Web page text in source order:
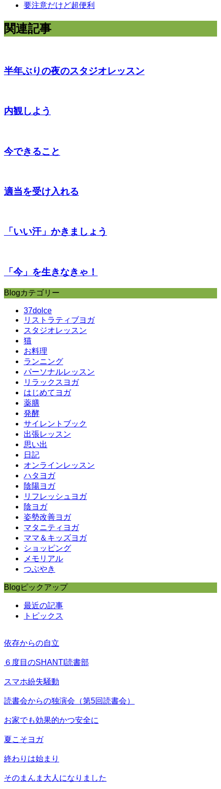
要注意だけど超便利
関連記事
半年ぶりの夜のスタジオレッスン
内観しよう
今できること
適当を受け入れる
「いい汗」かきましょう
「今」を生きなきゃ！
Blogカテゴリー
37dolce
リストラティブヨガ
スタジオレッスン
猫
お料理
ランニング
パーソナルレッスン
リラックスヨガ
はじめてヨガ
薬膳
発酵
サイレントブック
出張レッスン
思い出
日記
オンラインレッスン
ハタヨガ
陰陽ヨガ
リフレッシュヨガ
陰ヨガ
姿勢改善ヨガ
マタニティヨガ
ママ＆キッズヨガ
ショッピング
メモリアル
つぶやき
Blogピックアップ
最近の記事
トピックス
依存からの自立
６度目のSHANTI読書部
スマホ紛失騒動
読書会からの独演会（第5回読書会）
お家でも効果的かつ安全に
夏こそヨガ
終わりは始まり
そのまんま大人になりました